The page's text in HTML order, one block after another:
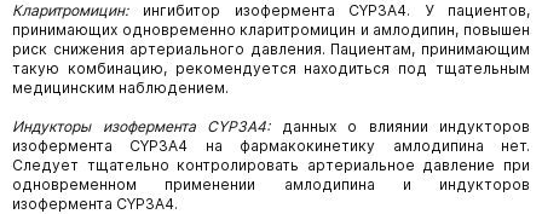
Кларитромицин: ингибитор изофермента CYP3A4.
У пациентов,
принимающих одновременно кларитромицин и амлодипин, повышен
риск снижения артериального давления. Пациентам, принимающим
такую комбинацию, рекомендуется находиться под тщательным
медицинским наблюдением.
Индукторы изофермента CYP3A4: данных о влиянии индукторов
изофермента
CYP3A4
на фармакокинетику амлодипина нет.
Следует тщательно контролировать артериальное давление при
одновременном применении амлодипина и индукторов
изофермента CYP3A4.